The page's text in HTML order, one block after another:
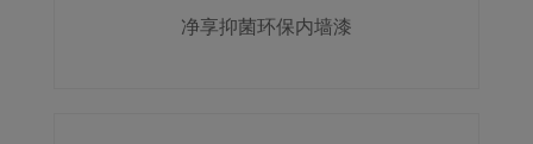
净享抑菌环保内墙漆